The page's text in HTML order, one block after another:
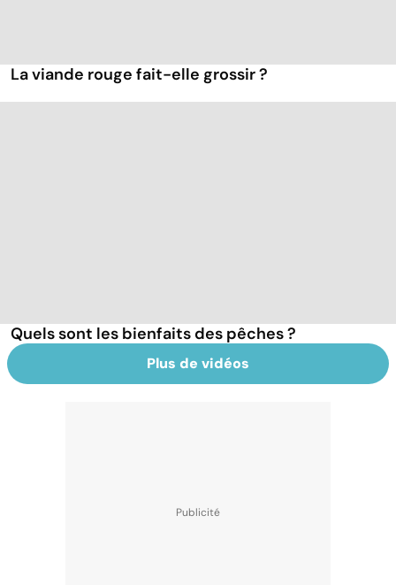
La viande rouge fait-elle grossir ?
Quels sont les bienfaits des pêches ?
Plus de vidéos